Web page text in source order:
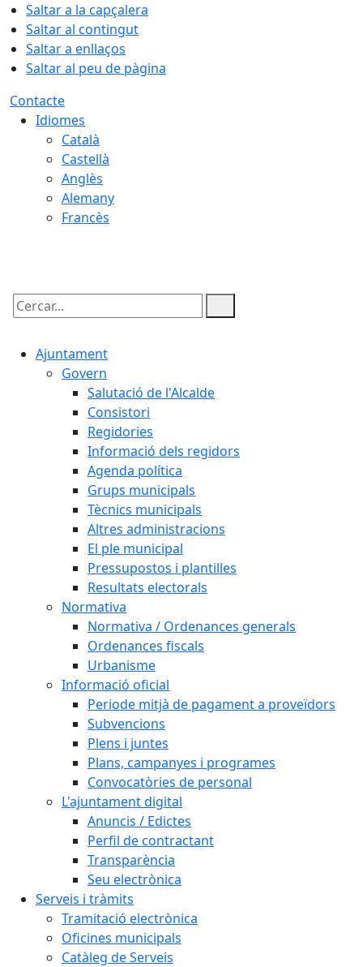
Saltar a la capçalera
Saltar al contingut
Saltar a enllaços
Saltar al peu de pàgina
Contacte
Idiomes
Català
Castellà
Anglès
Alemany
Francès
Cercar:
Ajuntament
Govern
Salutació de l'Alcalde
Consistori
Regidories
Informació dels regidors
Agenda política
Grups municipals
Tècnics municipals
Altres administracions
El ple municipal
Pressupostos i plantilles
Resultats electorals
Normativa
Normativa / Ordenances generals
Ordenances fiscals
Urbanisme
Informació oficial
Periode mitjà de pagament a proveïdors
Subvencions
Plens i juntes
Plans, campanyes i programes
Convocatòries de personal
L'ajuntament digital
Anuncis / Edictes
Perfil de contractant
Transparència
Seu electrònica
Serveis i tràmits
Tramitació electrònica
Oficines municipals
Catàleg de Serveis